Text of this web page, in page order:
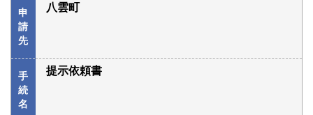
申
請
先
八雲町
手
続
名
提示依頼書